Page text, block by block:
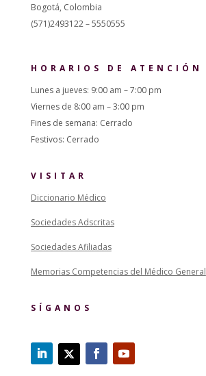
Bogotá, Colombia
(571)2493122 – 5550555
HORARIOS DE ATENCIÓN
Lunes a jueves: 9:00 am – 7:00 pm
Viernes de 8:00 am – 3:00 pm
Fines de semana: Cerrado
Festivos: Cerrado
VISITAR
Diccionario Médico
Sociedades Adscritas
Sociedades Afiliadas
Memorias Competencias del Médico General
SÍGANOS